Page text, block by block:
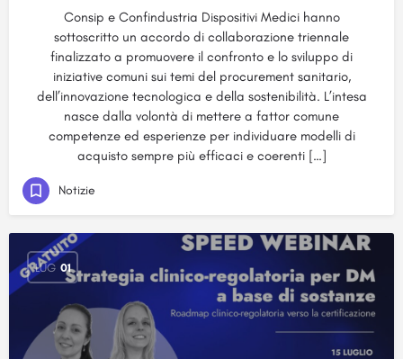
Consip e Confindustria Dispositivi Medici hanno
sottoscritto un accordo di collaborazione triennale
finalizzato a promuovere il confronto e lo sviluppo di
iniziative comuni sui temi del procurement sanitario,
dell’innovazione tecnologica e della sostenibilità. L’intesa
nasce dalla volontà di mettere a fattor comune
competenze ed esperienze per individuare modelli di
acquisto sempre più efficaci e coerenti […]
Notizie
LUG 01